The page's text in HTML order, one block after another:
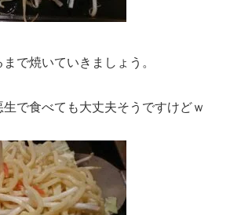
で焼いていきましょう。
で食べても大丈夫そうですけどｗ